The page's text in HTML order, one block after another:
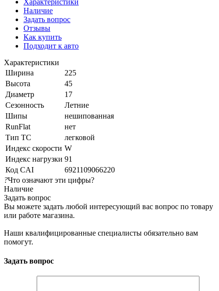
Наличие
Задать вопрос
Отзывы
Как купить
Подходит к авто
Характеристики
Ширина
225
Высота
45
Диаметр
17
Сезонность
Летние
Шипы
нешипованная
RunFlat
нет
Тип ТС
легковой
Индекс скорости W
Индекс нагрузки 91
Код CAI
6921109066220
?Что означают эти цифры?
Наличие
Задать вопрос
Вы можете задать любой интересующий вас вопрос по товару
или работе магазина.
Наши квалифицированные специалисты обязательно вам
помогут.
Задать вопрос